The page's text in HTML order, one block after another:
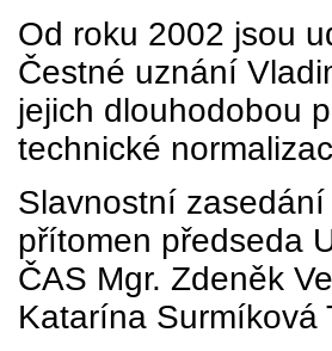
Od roku 2002 jsou
Čestné uznání
jejich dlouhodobou
technické
Slavnostní
přítomen předseda
ČAS Mgr. Zdeněk
Katarína Surmíková